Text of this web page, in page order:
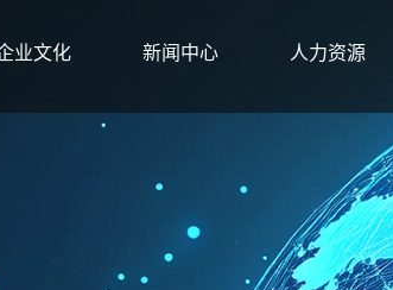
业文化 新闻中心 人力资源